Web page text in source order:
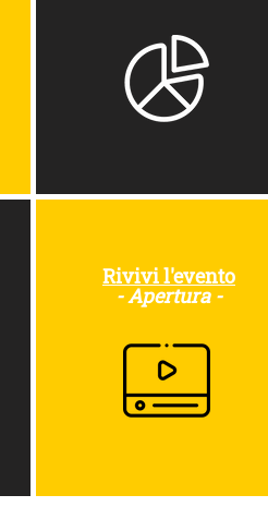
Rivivi l'evento
- Apertura -